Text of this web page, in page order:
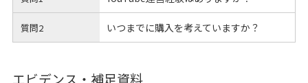
質問2 いつまでに購入を考えていますか？
エビデンス・補足資料